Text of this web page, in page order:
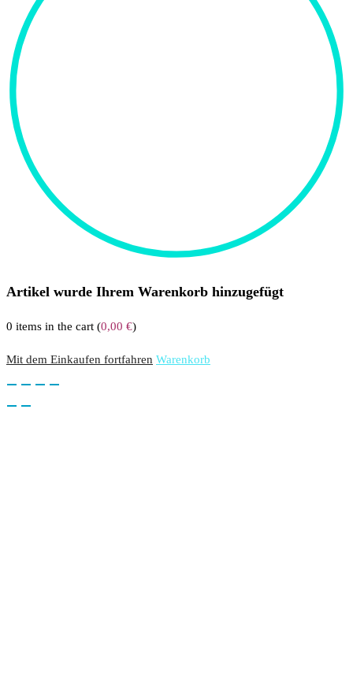
Artikel wurde Ihrem Warenkorb hinzugefügt
0 items in the cart (0,00 €)
Mit dem Einkaufen fortfahren Warenkorb